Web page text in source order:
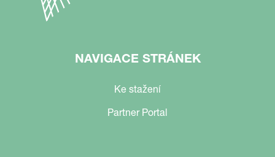
NAVIGACE STRÁNEK
Ke stažení
Partner Portal